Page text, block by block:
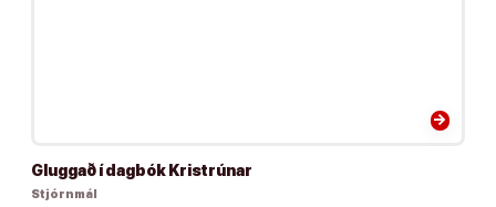
arrow_forward
Gluggað í dagbók Kristrúnar
Stjórnmál